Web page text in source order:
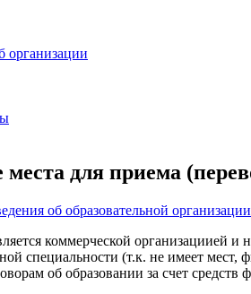
организации
для приема
об образовательной организации
коммерческой организациией и
специальности (т.к. не имеет
об образовании за счет